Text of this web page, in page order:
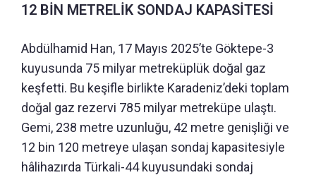
12 BİN METRELİK SONDAJ KAPASİTESİ
Abdülhamid Han, 17 Mayıs 2025’te Göktepe-3
kuyusunda 75 milyar metreküplük doğal gaz
keşfetti. Bu keşifle birlikte Karadeniz’deki toplam
doğal gaz rezervi 785 milyar metreküpe ulaştı.
Gemi, 238 metre uzunluğu, 42 metre genişliği ve
12 bin 120 metreye ulaşan sondaj kapasitesiyle
hâlihazırda Türkali-44 kuyusundaki sondaj